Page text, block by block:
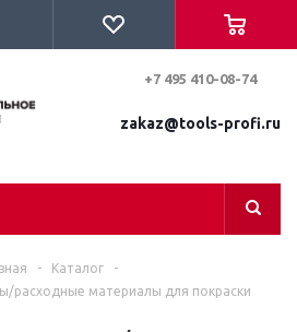
+7 495 410-08-74
zakaz@tools-profi.ru
- Каталог
-
расходные материалы для покраски